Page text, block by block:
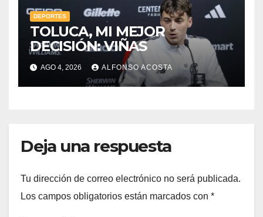
DEPORTES
TOLUCA, MI MEJOR
DECISIÓN: VIÑAS
AGO 4, 2026 ALFONSO ACOSTA
Deja una respuesta
Tu dirección de correo electrónico no será publicada.
Los campos obligatorios están marcados con *